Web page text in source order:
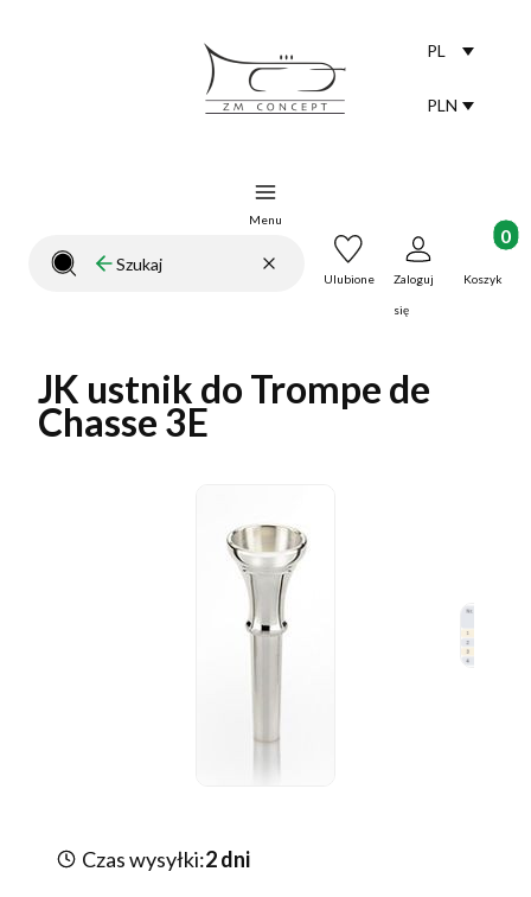
PL
PLN
Menu
Zamknij wyszukiwarkęWyczyść
Szukaj Ulubione Zaloguj
się
Koszyk
JK ustnik do Trompe de
Chasse 3E
Czas wysyłki:2 dni